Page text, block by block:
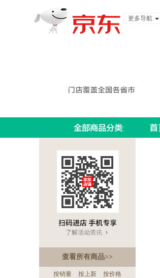
更多导航
查看所有商品>>
按销量 按上新 按价格